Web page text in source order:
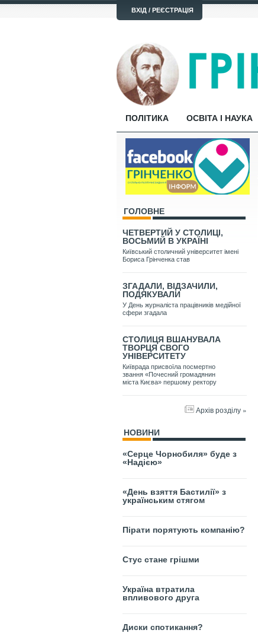
ВХІД / РЕЄСТРАЦІЯ
ПОЛІТИКА ОСВІТА І НАУКА
ГОЛОВНЕ
ЧЕТВЕРТИЙ У СТОЛИЦІ,
ВОСЬМИЙ В УКРАЇНІ
Київський столичний університет імені
Бориса Грінченка став
ЗГАДАЛИ, ВІДЗАЧИЛИ,
ПОДЯКУВАЛИ
У День журналіста працівників медійної
сфери згадала
СТОЛИЦЯ ВШАНУВАЛА
ТВОРЦЯ СВОГО
УНІВЕРСИТЕТУ
Київрада присвоїла посмертно
звання «Почесний громадянин
міста Києва» першому ректору
Архів розділу »
НОВИНИ
«Серце Чорнобиля» буде з
«Надією»
«День взяття Бастилії» з
українським стягом
Пірати порятують компанію?
Стус стане грішми
Україна втратила
впливового друга
Диски спотикання?